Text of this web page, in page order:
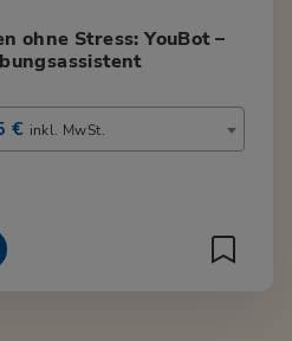
ohne Stress: YouBot –
€ inkl. MwSt.